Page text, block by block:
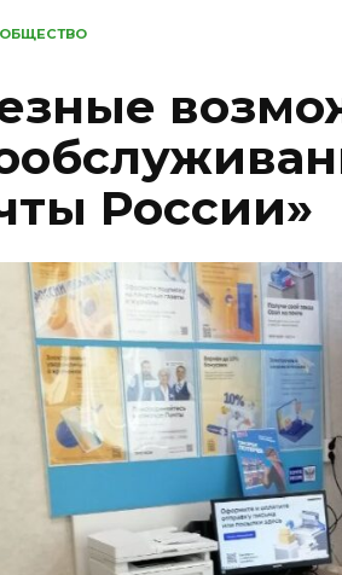
ОБЩЕСТВО
России»